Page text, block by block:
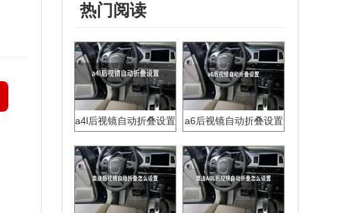
热门阅读
a4l后视镜自动折叠设置 a6后视镜自动折叠设置